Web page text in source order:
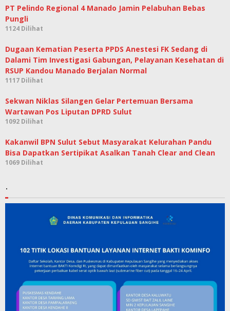
PT Pelindo Regional 4 Manado Jamin Pelabuhan Bebas
Pungli
1124 Dilihat
Dugaan Kematian Peserta PPDS Anestesi FK Sedang di
Dalami Tim Investigasi Gabungan, Pelayanan Kesehatan di
RSUP Kandou Manado Berjalan Normal
1117 Dilihat
Sekwan Niklas Silangen Gelar Pertemuan Bersama
Wartawan Pos Liputan DPRD Sulut
1092 Dilihat
Kakanwil BPN Sulut Sebut Masyarakat Kelurahan Pandu
Bisa Dapatkan Sertipikat Asalkan Tanah Clear and Clean
1069 Dilihat
.